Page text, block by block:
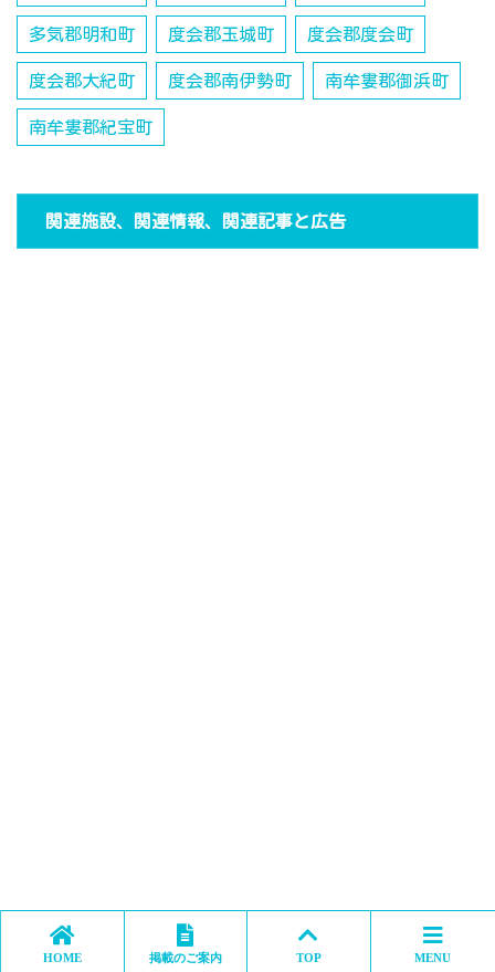
多気郡明和町 度会郡玉城町 度会郡度会町
度会郡大紀町 度会郡南伊勢町 南牟婁郡御浜町
南牟婁郡紀宝町
関連施設、関連情報、関連記事と広告
HOME 掲載のご案内 TOP MENU